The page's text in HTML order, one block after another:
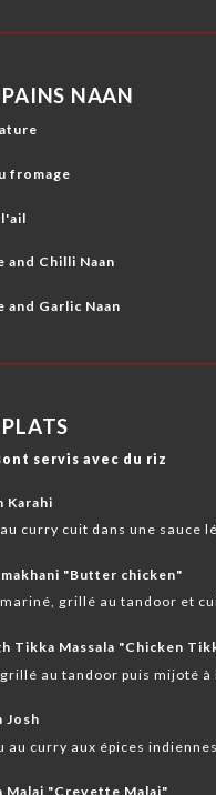
NAAN
fromage
l'ail
and Chilli Naan
and Garlic Naan
servis avec du riz
Karahi
curry cuit dans une sauce
"Butter chicken"
grillé au tandoor et
Tikka Massala "Chicken
au tandoor puis mijoté à
Josh
au curry aux épices
Malai "Crevette Malai"